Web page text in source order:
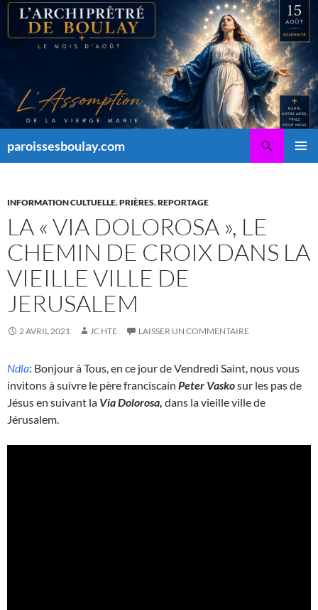
Aller
contenu
paroissesboulay.com
INFORMATION CULTUELLE,PRIÈRES,REPORTAGE
LA « VIA DOLOROSA », LE
CHEMIN DE CROIX DANS LA
VIEILLE VILLE DE
JERUSALEM
2 AVRIL 2021 JC HTE LAISSER UN COMMENTAIRE
Ndla: Bonjour à Tous, en ce jour de Vendredi Saint, nous vous
invitons à suivre le père franciscain Peter Vaskosur les pas de
Jésus en suivant la Via Dolorosa, dans la vieille ville de
Jérusalem.